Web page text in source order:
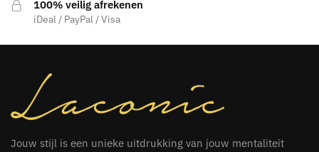
100% veilig afrekenen
iDeal / PayPal / Visa
Jouw stijl is een unieke uitdrukking van jouw mentaliteit